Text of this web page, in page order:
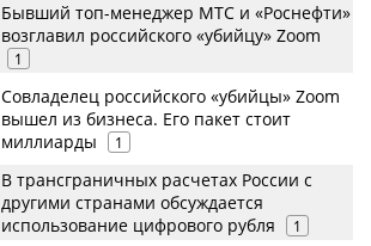
Бывший топ-менеджер МТС и «Роснефти»
возглавил российского «убийцу» Zoom
1
Совладелец российского «убийцы» Zoom
вышел из бизнеса. Его пакет стоит
миллиарды
1
В трансграничных расчетах России с
другими странами обсуждается
использование цифрового рубля
1